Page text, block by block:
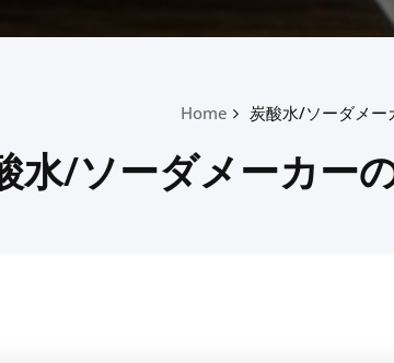
Home 炭酸水/ソーダメ
水/ソーダメーカー